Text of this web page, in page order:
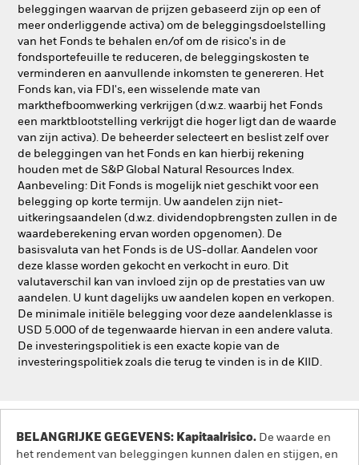
beleggingen waarvan de prijzen gebaseerd zijn op een of
meer onderliggende activa) om de beleggingsdoelstelling
van het Fonds te behalen en/of om de risico's in de
fondsportefeuille te reduceren, de beleggingskosten te
verminderen en aanvullende inkomsten te genereren. Het
Fonds kan, via FDI's, een wisselende mate van
markthefboomwerking verkrijgen (d.w.z. waarbij het Fonds
een marktblootstelling verkrijgt die hoger ligt dan de waarde
van zijn activa). De beheerder selecteert en beslist zelf over
de beleggingen van het Fonds en kan hierbij rekening
houden met de S&P Global Natural Resources Index.
Aanbeveling: Dit Fonds is mogelijk niet geschikt voor een
belegging op korte termijn. Uw aandelen zijn niet-
uitkeringsaandelen (d.w.z. dividendopbrengsten zullen in de
waardeberekening ervan worden opgenomen). De
basisvaluta van het Fonds is de US-dollar. Aandelen voor
deze klasse worden gekocht en verkocht in euro. Dit
valutaverschil kan van invloed zijn op de prestaties van uw
aandelen. U kunt dagelijks uw aandelen kopen en verkopen.
De minimale initiële belegging voor deze aandelenklasse is
USD 5.000 of de tegenwaarde hiervan in een andere valuta.
De investeringspolitiek is een exacte kopie van de
investeringspolitiek zoals die terug te vinden is in de KIID.
BELANGRIJKE GEGEVENS: Kapitaalrisico. De waarde en
het rendement van beleggingen kunnen dalen en stijgen, en